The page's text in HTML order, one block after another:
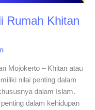
Rumah Khitan
Mojokerto – Khitan atau
nilai penting dalam
dalam Islam.
dalam kehidupan